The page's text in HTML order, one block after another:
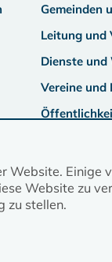
Gemeinden
Leitung und
Dienste und
Vereine und
Website. Einige
Website zu
zu stellen.